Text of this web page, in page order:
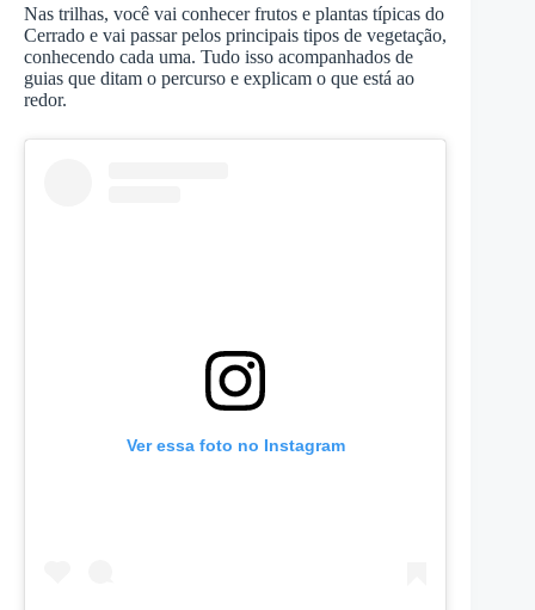
Nas trilhas, você vai conhecer frutos e plantas típicas do
Cerrado e vai passar pelos principais tipos de vegetação,
conhecendo cada uma. Tudo isso acompanhados de
guias que ditam o percurso e explicam o que está ao
redor.
Ver essa foto no Instagram